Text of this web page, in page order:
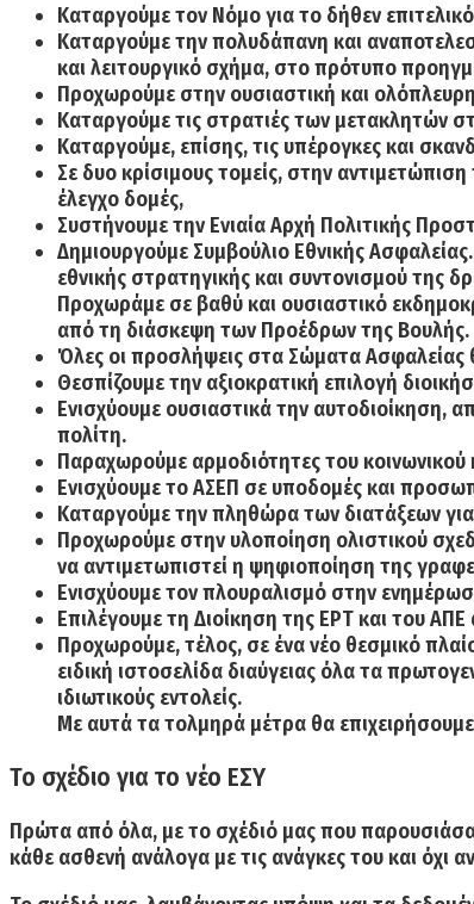
Καταργούμε τον Νόμο για το δήθεν
Καταργούμε την πολυδάπανη και
και λειτουργικό σχήμα, στο πρότυπο
Προχωρούμε στην ουσιαστική και
Καταργούμε τις στρατιές των μετακλητών
Καταργούμε, επίσης, τις υπέρογκες και
Σε δυο κρίσιμους τομείς, στην
έλεγχο δομές,
Συστήνουμε την Ενιαία Αρχή Πολιτικής
Δημιουργούμε Συμβούλιο Εθνικής
εθνικής στρατηγικής και συντονισμού της
Προχωράμε σε βαθύ και ουσιαστικό
από τη διάσκεψη των Προέδρων της Βουλής.
Όλες οι προσλήψεις στα Σώματα Ασφαλείας
Θεσπίζουμε την αξιοκρατική επιλογή
Ενισχύουμε ουσιαστικά την αυτοδιοίκηση,
πολίτη.
Παραχωρούμε αρμοδιότητες του κοινωνικού
Ενισχύουμε το ΑΣΕΠ σε υποδομές και
Καταργούμε την πληθώρα των διατάξεων
Προχωρούμε στην υλοποίηση ολιστικού
να αντιμετωπιστεί η ψηφιοποίηση της
Ενισχύουμε τον πλουραλισμό στην
Επιλέγουμε τη Διοίκηση της ΕΡΤ και του
Προχωρούμε, τέλος, σε ένα νέο θεσμικό
ειδική ιστοσελίδα διαύγειας όλα τα
ιδιωτικούς εντολείς.
Με αυτά τα τολμηρά μέτρα θα
Το σχέδιο για το νέο ΕΣΥ
Πρώτα από όλα, με το σχέδιό μας που
κάθε ασθενή ανάλογα με τις ανάγκες του και όχι